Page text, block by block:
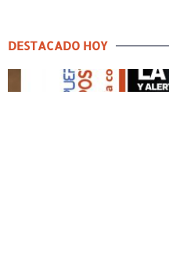
DESTACADO HOY